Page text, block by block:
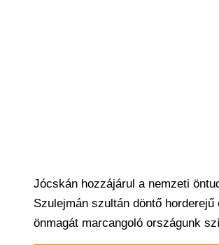
Jócskán hozzájárul a nemzeti
Szulejmán szultán döntő
önmagát marcangoló országunk